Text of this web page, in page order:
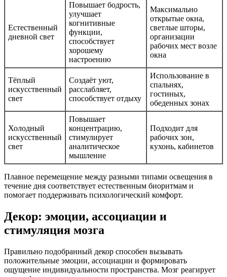
Естественный
дневной свет
Повышает бодрость,
улучшает
когнитивные
функции,
способствует
хорошему
настроению
Максимально
открытые окна,
светлые шторы,
организации
рабочих мест возле
окна
Тёплый
искусственный
свет
Создаёт уют,
расслабляет,
способствует отдыху
Использование в
спальнях,
гостиных,
обеденных зонах
Холодный
искусственный
свет
Повышает
концентрацию,
стимулирует
аналитическое
мышление
Подходит для
рабочих зон,
кухонь, кабинетов
Плавное перемещение между разными типами освещения в
течение дня соответствует естественным биоритмам и
помогает поддерживать психологический комфорт.
Декор: эмоции, ассоциации и
стимуляция мозга
Правильно подобранный декор способен вызывать
положительные эмоции, ассоциации и формировать
ощущение индивидуальности пространства. Мозг реагирует